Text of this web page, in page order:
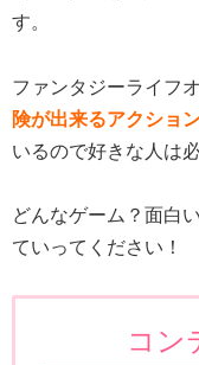
す。
ファンタジーライフ
険が出来るアクショ
いるので好きな人は
どんなゲーム？面白
ていってください！
コン